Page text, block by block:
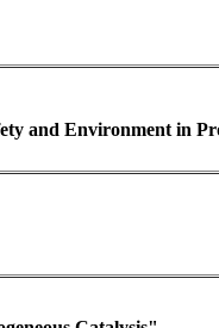
and Environment in